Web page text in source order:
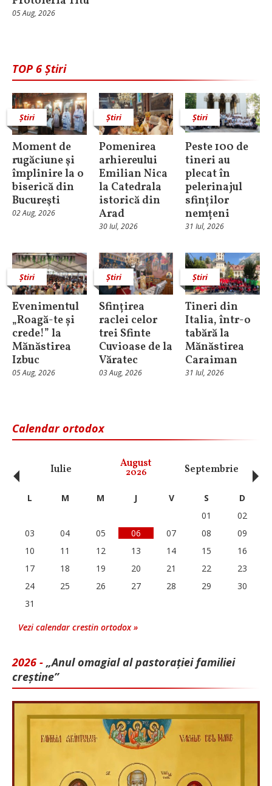
05 Aug, 2026
TOP 6 Știri
Știri
Moment de
rugăciune şi
împlinire la o
biserică din
Bucureşti
02 Aug, 2026
Știri
Pomenirea
arhiereului
Emilian Nica
la Catedrala
istorică din
Arad
30 Iul, 2026
Știri
Peste 100 de
tineri au
plecat în
pelerinajul
sfinților
nemțeni
31 Iul, 2026
Știri
Evenimentul
„Roagă-te și
crede!” la
Mănăstirea
Izbuc
05 Aug, 2026
Știri
Sfințirea
raclei celor
trei Sfinte
Cuvioase de la
Văratec
03 Aug, 2026
Știri
Tineri din
Italia, într-o
tabără la
Mănăstirea
Caraiman
31 Iul, 2026
Calendar ortodox
Iulie August
2026 Septembrie
‹ L M M J V S
D
01
02
03
04 05 06 07 08
09
10
11 12 13 14 15
16
17
18 19 20 21 22
23
24
25 26 27 28 29
30
31
Vezi calendar crestin ortodox »
2026 - „Anul omagial al pastorației familiei
creștine”